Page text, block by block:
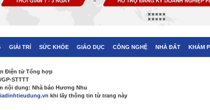
GIẢI TRÍ SỨC KHỎE GIÁO DỤC CÔNG NGHỆ NHÀ ĐẤT KHÁM
Điện tử Tổng hợp
STTTT
nội dung: Nhà báo Hương Nhu
khi lấy thông tin từ trang này